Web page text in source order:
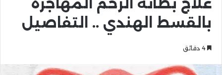
علاج بطانة الرحم المهاجرة
بالقسط الهندي .. التفاصيل